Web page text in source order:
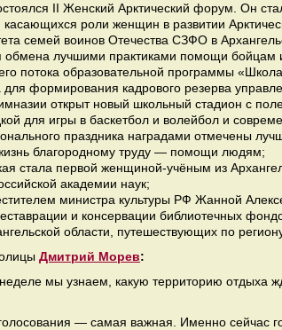
II Женский Арктический форум. Он
роли женщин в развитии
семей воинов Отечества СЗФО в
обмена лучшими практиками помощи бойцам
потока образовательной программы
формирования кадрового резерва
открыт новый школьный стадион с
для игры в баскетбол и волейбол и
праздника наградами отмечены
благородному труду — помощи людям;
стала первой женщиной-учёным из
академии наук;
министра культуры РФ Жанной
и консервации библиотечных
области, путешествующих по
Дмитрий Морев:
мы узнаем, какую территорию отдыха
— самая важная. Именно сейчас